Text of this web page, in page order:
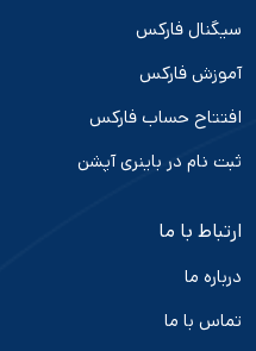
سیگنال فارکس
آموزش فارکس
افتتاح حساب فارکس
ثبت نام در باینری آپشن
ارتباط با ما
درباره ما
تماس با ما